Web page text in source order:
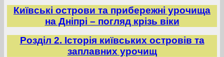
Київські острови та прибережні урочища
на Дніпрі – погляд крізь віки
Розділ 2. Історія київських островів та
заплавних урочищ